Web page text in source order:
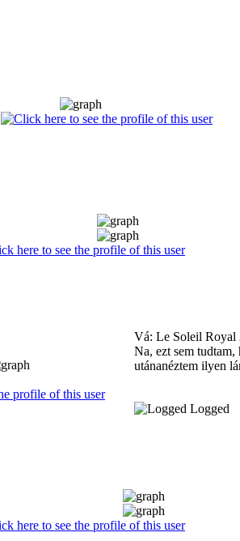
Vá: Le Soleil Royal
Na, ezt sem
utánanéztem ilyen
Logged